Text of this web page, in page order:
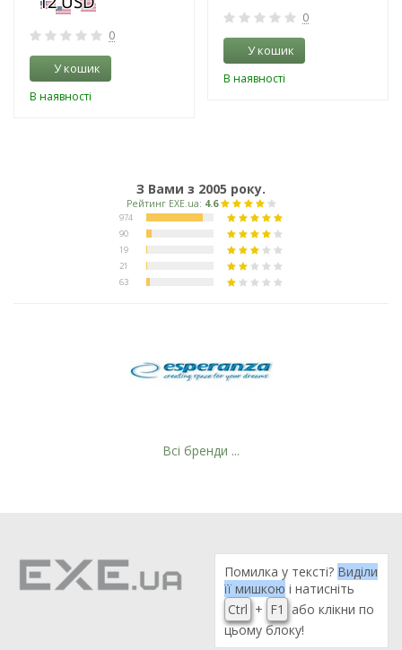
0
У кошик
В наявності
0
У кошик
В наявності
З Вами з 2005 року.
Всі бренди ...
Помилка у тексті? Виділи
її мишкою і натисніть
Ctrl + F1
або клікни по
цьому блоку!